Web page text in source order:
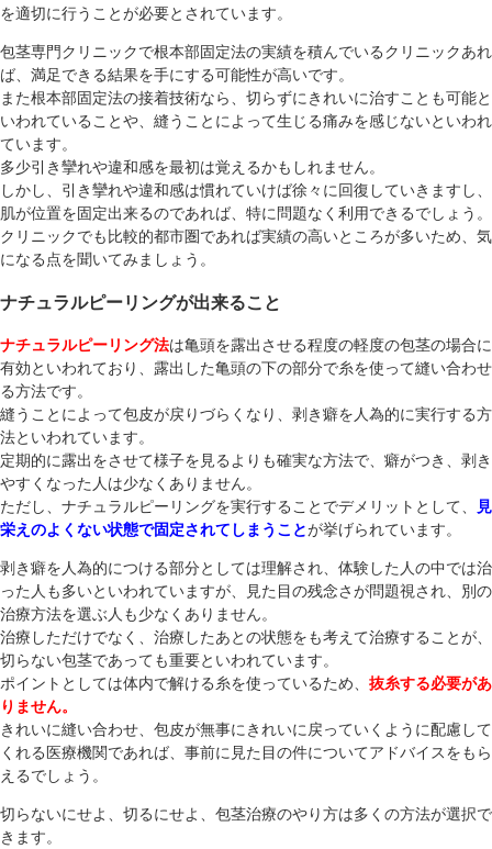
を適切に行うことが必要とされています。
包茎専門クリニックで根本部固定法の実績を積んでいるクリニックあれ
ば、満足できる結果を手にする可能性が高いです。
また根本部固定法の接着技術なら、切らずにきれいに治すことも可能と
いわれていることや、縫うことによって生じる痛みを感じないといわれ
ています。
多少引き攣れや違和感を最初は覚えるかもしれません。
しかし、引き攣れや違和感は慣れていけば徐々に回復していきますし、
肌が位置を固定出来るのであれば、特に問題なく利用できるでしょう。
クリニックでも比較的都市圏であれば実績の高いところが多いため、気
になる点を聞いてみましょう。
ナチュラルピーリングが出来ること
ナチュラルピーリング法は亀頭を露出させる程度の軽度の包茎の場合に
有効といわれており、露出した亀頭の下の部分で糸を使って縫い合わせ
る方法です。
縫うことによって包皮が戻りづらくなり、剥き癖を人為的に実行する方
法といわれています。
定期的に露出をさせて様子を見るよりも確実な方法で、癖がつき、剥き
やすくなった人は少なくありません。
ただし、ナチュラルピーリングを実行することでデメリットとして、
見
栄えのよくない状態で固定されてしまうことが挙げられています。
剥き癖を人為的につける部分としては理解され、体験した人の中では治
った人も多いといわれていますが、見た目の残念さが問題視され、別の
治療方法を選ぶ人も少なくありません。
治療しただけでなく、治療したあとの状態をも考えて治療することが、
切らない包茎であっても重要といわれています。
ポイントとしては体内で解ける糸を使っているため、 抜糸する必要があ
りません。
きれいに縫い合わせ、包皮が無事にきれいに戻っていくように配慮して
くれる医療機関であれば、事前に見た目の件についてアドバイスをもら
えるでしょう。
切らないにせよ、切るにせよ、包茎治療のやり方は多くの方法が選択で
きます。